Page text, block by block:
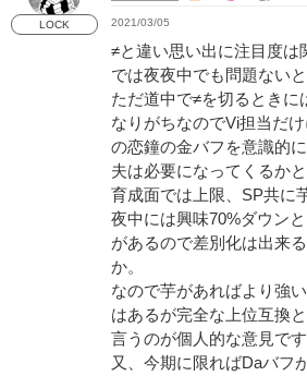
LOCK 2021/03/05
≠と違い思い出に注目度は
では夜夜中でも問題ないと
ただ道中で≠を切るときに
なりがちなのでVi担当だ
の恋鐘の金バフを意識的
夫は必要になってくるかと
育成面では上限、SP共に
夜中には興味70%ダウン
があるので差別化は出来
か。
なので芋があればより強
はあるが完全な上位互換
言うのが個人的な意見です
又、今期に限ればDaバフ